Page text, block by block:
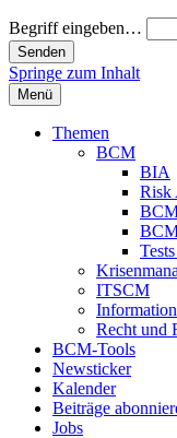
Begriff eingeben…
Springe zum Inhalt
Menü
Themen
BCM
BIA
Risk
ITSCM
Recht und
BCM-Tools
Newsticker
Kalender
Beiträge
Jobs